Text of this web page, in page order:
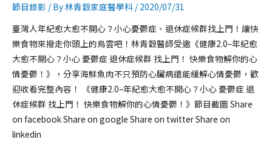
節目錄影 / By林青穀家庭醫學科 / 2020/07/31
臺灣人年紀愈大愈不開心？小心憂鬱症、退休症候群找上門！讓快
樂食物來撥走你頭上的烏雲吧！林青穀醫師受邀《健康2.0–年紀愈
大愈不開心？小心 憂鬱症 退休症候群 找上門！ 快樂食物解你的心
情憂鬱！》，分享海鮮魚肉不只預防心臟病還能緩解心情憂鬱，歡
迎收看完整內容！ 《健康2.0–年紀愈大愈不開心？小心 憂鬱症 退
休症候群 找上門！ 快樂食物解你的心情憂鬱！》節目截圖 Share
on facebook Share on google Share on twitter Share on
linkedin